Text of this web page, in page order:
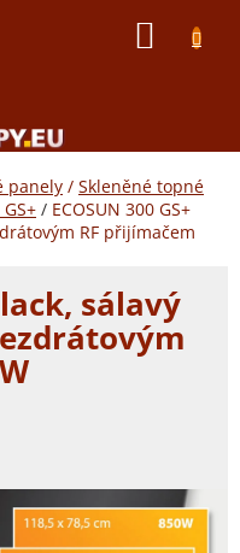
panely / Skleněné topné
/ ECOSUN 300 GS+
RF přijímačem
sálavý